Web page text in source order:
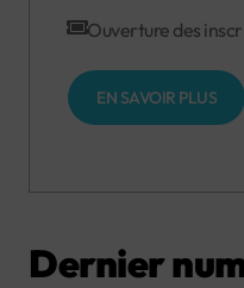
Ouverture des
EN SAVOIR PLUS
Dernier